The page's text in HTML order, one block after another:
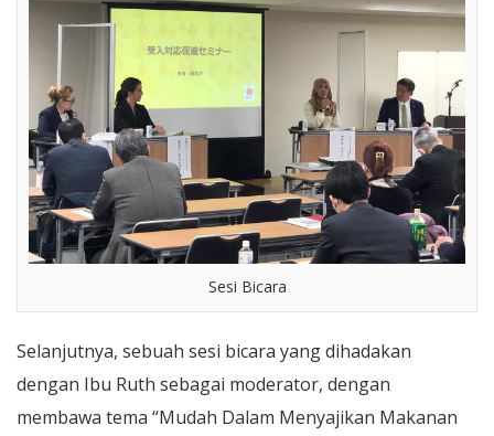
Sesi Bicara
Selanjutnya, sebuah sesi bicara yang dihadakan
dengan Ibu Ruth sebagai moderator, dengan
membawa tema “Mudah Dalam Menyajikan Makanan